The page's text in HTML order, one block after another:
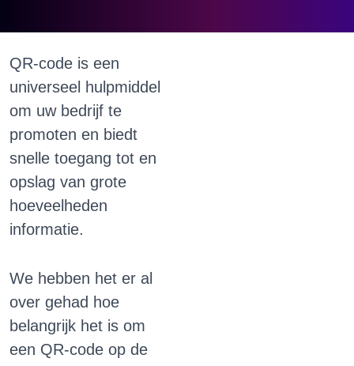
QR-code is een
universeel hulpmiddel
om uw bedrijf te
promoten en biedt
snelle toegang tot en
opslag van grote
hoeveelheden
informatie.
We hebben het er al
over gehad hoe
belangrijk het is om
een ​​QR-code op de